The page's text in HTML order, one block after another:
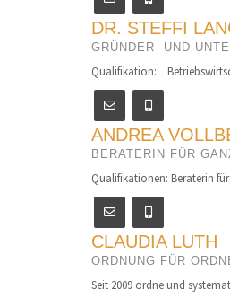
DR. STEFFI
GRÜNDER- UND
Qualifikation:
ANDREA
BERATERIN FÜR
Qualifikationen:
CLAUDIA LUTH
ORDNUNG FÜR
Seit 2009 ordne und